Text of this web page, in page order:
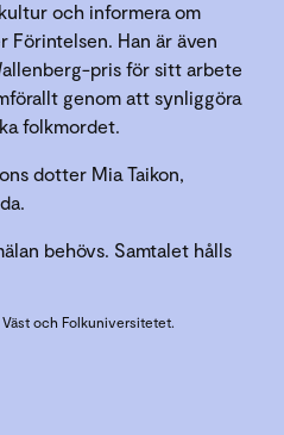
och informera om
Han är även
pris för sitt arbete
genom att synliggöra
folkmordet.
dotter Mia Taikon,
behövs. Samtalet hålls
och Folkuniversitetet.